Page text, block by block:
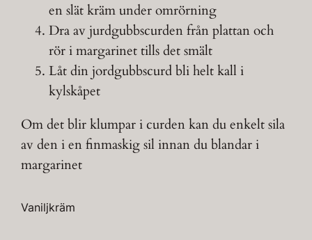
en slät kräm under omrörning
Dra av jurdgubbscurden från plattan och
rör i margarinet tills det smält
Låt din jordgubbscurd bli helt kall i
kylskåpet
Om det blir klumpar i curden kan du enkelt sila
av den i en finmaskig sil innan du blandar i
margarinet
Vaniljkräm